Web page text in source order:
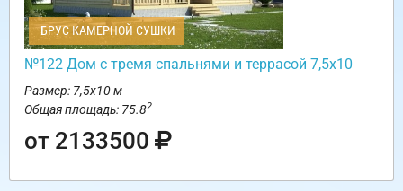
БРУС КАМЕРНОЙ СУШКИ
№122 Дом с тремя спальнями и террасой 7,5х10
Размер: 7,5х10 м
Общая площадь: 75.82
от 2133500